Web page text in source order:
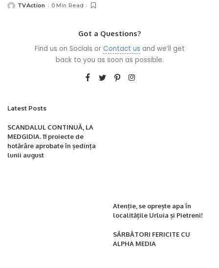
PostedTVAction 0 Min Read
Got a Questions?
Find us on Socials or Contact us and we’ll get
back to you as soon as possible.
Latest Posts
SCANDALUL CONTINUĂ, LA
MEDGIDIA. 11 proiecte de
hotărâre aprobate în ședința
lunii august
Atenție, se oprește apa în
localitățile Urluia și Pietreni!
SĂRBĂTORI FERICITE CU
ALPHA MEDIA